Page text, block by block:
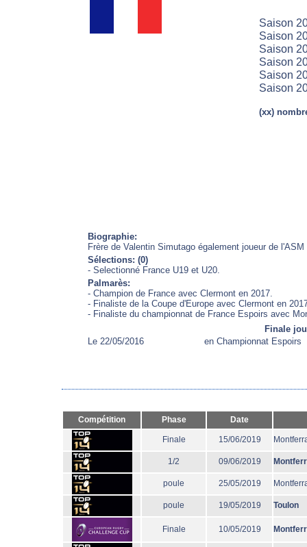
Saison
Saison
Saison
Saison
Saison
Saison
(xx)
Biographie:
Frère de Valentin Simutago également joueur de l'ASM
Sélections: (0)
- Selectionné France U19 et U20.
Palmarès:
- Champion de France avec Clermont en 2017.
- Finaliste de la Coupe d'Europe avec Clermont en
- Finaliste du championnat de France Espoirs avec
Finale
Le 22/05/2016
en Championnat Espoirs
Compétition Phase Date
Finale 15/06/2019
1/2 09/06/2019
poule 25/05/2019
poule 19/05/2019 Toulon
Finale 10/05/2019